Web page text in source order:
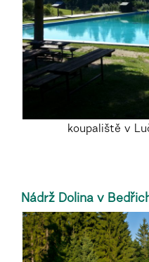
koupaliště v
Nádrž Dolina v